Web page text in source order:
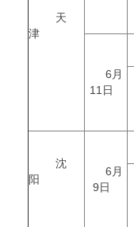
天
津
6月
11日
沈
阳
6月
9日